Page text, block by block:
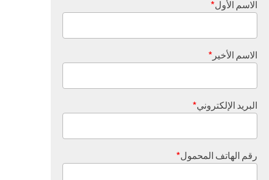
الاسم الأول*
الاسم الأخير *
البريد الإلكتروني*
رقم الهاتف المحمول*